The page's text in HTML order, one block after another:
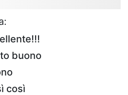
buono
così